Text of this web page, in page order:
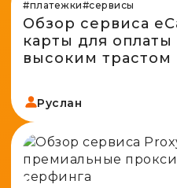
Адалт
Spy-сервисы
Вайты
Аккаунты
Проверка анонимности
Конвертер cookies
Генератор личности
#платежки#сервисы
Обзор сервиса
карты для
высоким трастом
Руслан